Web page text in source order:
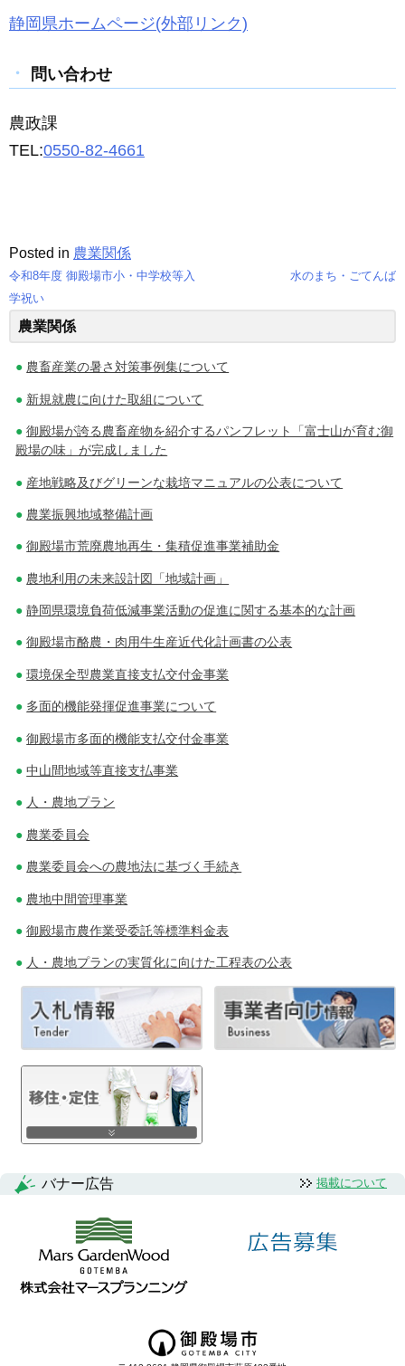
静岡県ホームページ(外部リンク)
問い合わせ
農政課
TEL:0550-82-4661
Posted in 農業関係
投
稿
ナ
ビ
ゲ
令和8年度 御殿場市小・中学校等入
学祝い
水のまち・ごてんば
農業関係
農畜産業の暑さ対策事例集について
新規就農に向けた取組について
御殿場が誇る農畜産物を紹介するパンフレット「富士山が育む御
殿場の味」が完成しました
産地戦略及びグリーンな栽培マニュアルの公表について
農業振興地域整備計画
御殿場市荒廃農地再生・集積促進事業補助金
農地利用の未来設計図「地域計画」
静岡県環境負荷低減事業活動の促進に関する基本的な計画
御殿場市酪農・肉用牛生産近代化計画書の公表
環境保全型農業直接支払交付金事業
多面的機能発揮促進事業について
御殿場市多面的機能支払交付金事業
中山間地域等直接支払事業
人・農地プラン
農業委員会
農業委員会への農地法に基づく手続き
農地中間管理事業
御殿場市農作業受委託等標準料金表
人・農地プランの実質化に向けた工程表の公表
バナー広告 掲載について